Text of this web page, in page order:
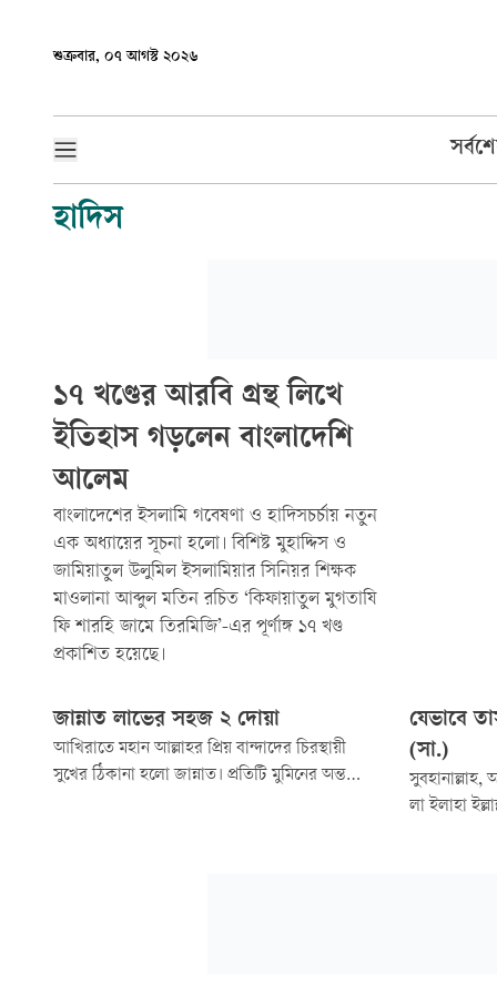
শুক্রবার, ০৭ আগস্ট ২০২৬
হাদিস
১৭ খণ্ডের আরবি গ্রন্থ লিখে
ইতিহাস গড়লেন বাংলাদেশি
আলেম
বাংলাদেশের ইসলামি গবেষণা ও হাদিসচর্চায় নতুন
এক অধ্যায়ের সূচনা হলো। বিশিষ্ট মুহাদ্দিস ও
জামিয়াতুল উলুমিল ইসলামিয়ার সিনিয়র শিক্ষক
মাওলানা আব্দুল মতিন রচিত ‘কিফায়াতুল মুগতাযি
ফি শারহি জামে তিরমিজি’-এর পূর্ণাঙ্গ ১৭ খণ্ড
প্রকাশিত হয়েছে।
জান্নাত লাভের সহজ ২ দোয়া
আখিরাতে মহান আল্লাহর প্রিয় বান্দাদের চিরস্থায়ী
সুখের ঠিকানা হলো জান্নাত। প্রতিটি মুমিনের অন্তরেই
যেভাবে
(সা.)
লা ইলাহা